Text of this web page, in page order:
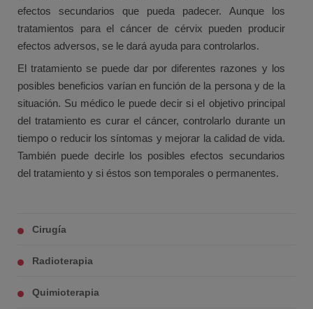
efectos secundarios que pueda padecer. Aunque los
tratamientos para el cáncer de cérvix pueden producir
efectos adversos, se le dará ayuda para controlarlos.
El tratamiento se puede dar por diferentes razones y los
posibles beneficios varían en función de la persona y de la
situación. Su médico le puede decir si el objetivo principal
del tratamiento es curar el cáncer, controlarlo durante un
tiempo o reducir los síntomas y mejorar la calidad de vida.
También puede decirle los posibles efectos secundarios
del tratamiento y si éstos son temporales o permanentes.
Cirugía
Radioterapia
Quimioterapia